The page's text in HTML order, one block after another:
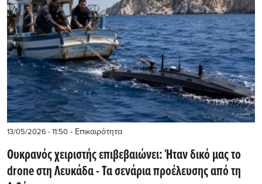
13/05/2026 - 11:50 - Επικαιρότητα
Ουκρανός χειριστής επιβεβαιώνει: Ήταν δικό μας το
drone στη Λευκάδα - Τα σενάρια προέλευσης από τη